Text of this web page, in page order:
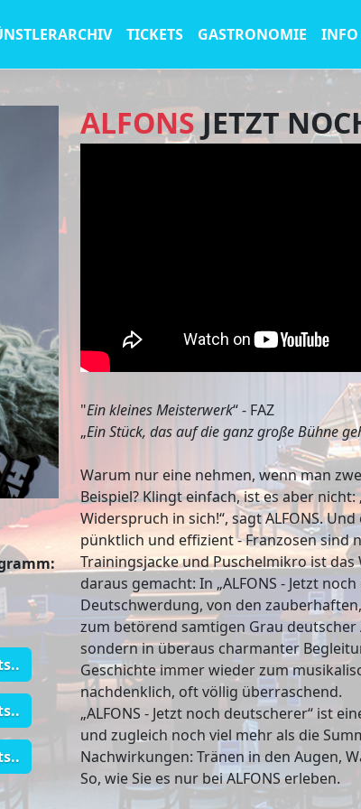
TICKETS GASTRONOMIE INFO
ALFONSJETZT
"Ein kleines Meisterwerk“ - FAZ
„Ein Stück, das auf die ganz große Bühne
Warum nur eine nehmen, wenn man
Beispiel? Klingt einfach, ist es aber
Widerspruch in sich!“, sagt ALFONS.
pünktlich und effizient - Franzosen sind
Trainingsjacke und Puschelmikro ist
daraus gemacht: In „ALFONS - Jetzt
Deutschwerdung, von den
zum betörend samtigen Grau
sondern in überaus charmanter
Geschichte immer wieder zum
nachdenklich, oft völlig überraschend.
„ALFONS - Jetzt noch deutscherer“ ist
und zugleich noch viel mehr als die
Nachwirkungen: Tränen in den Augen,
So, wie Sie es nur bei ALFONS erleben.